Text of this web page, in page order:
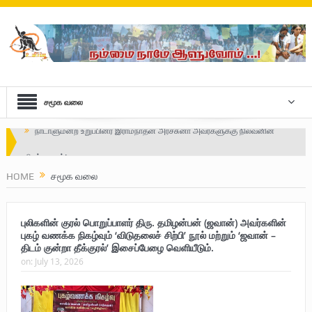
சமூக வலை
மண்ணின் மைந்தன்: பிரிகேடியர் ஜெயம் அண்ணா
வரலாற்று ஆவணங்களின் வெளியீட்டு
முள்ளிவாய்க்கால்: துரோகத்தின் சாட்சியம்
HOME சமூக வலை
புலிகளின் குரல் பொறுப்பாளர் திரு. தமிழன்பன் (ஜவான்) அவர்களின்
புகழ் வணக்க நிகழ்வும் ‘விடுதலைச் சிற்பி’ நூல் மற்றும் ‘ஜவான் –
திடம் குன்றா தீக்குரல்’ இசைப்பேழை வெளியீடும்.
on: July 13, 2026